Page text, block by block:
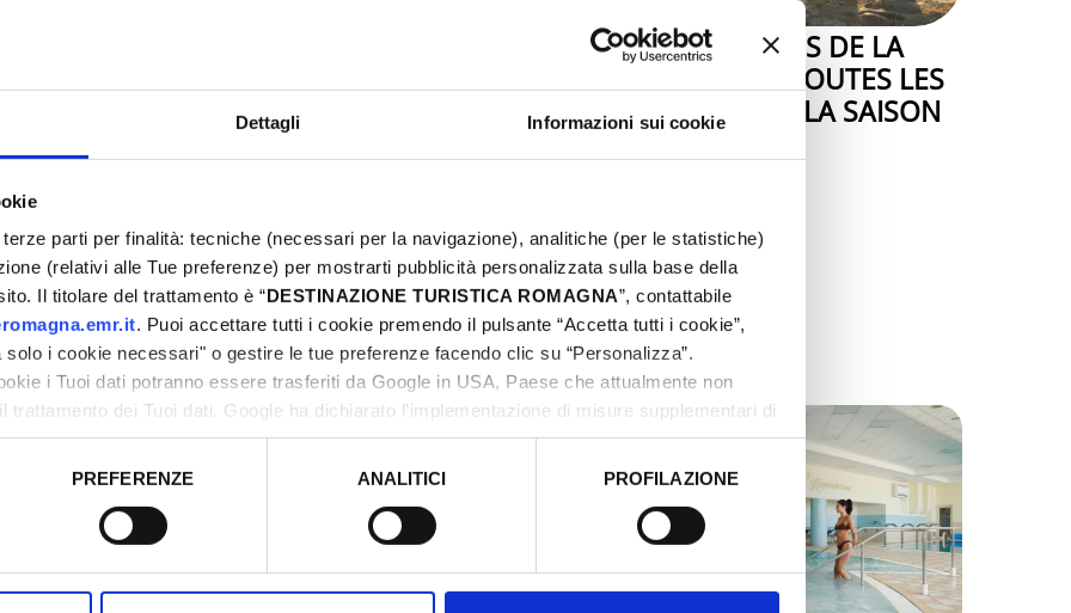
Dettagli Informazioni sui cookie
parti per finalità: tecniche (necessari per la navigazione), analitiche (per le statistiche)
(relativi alle Tue preferenze) per mostrarti pubblicità personalizzata sulla base della
Il titolare del trattamento è “DESTINAZIONE TURISTICA ROMAGNA”, contattabile
. Puoi accettare tutti i cookie premendo il pulsante “Accetta tutti i cookie”,
i cookie necessari" o gestire le tue preferenze facendo clic su “Personalizza”.
i Tuoi dati potranno essere trasferiti da Google in USA, Paese che attualmente non
trattamento dei Tuoi dati. Google ha dichiarato l’implementazione di misure supplementari di
che abbiamo valutato essere sufficienti.
PREFERENZE ANALITICI PROFILAZIONE
CHAMPS DE LAVANDE À
DÉCOUVRIR ENTRE LA
VALMARECCHIA ET LA
L'ÉTÉ SUR LES PLAGES DE LA
RIVIERA DE RIMINI : TOUTES LES
NOUVEAUTÉS POUR LA SAISON
QUE FAIRE ?